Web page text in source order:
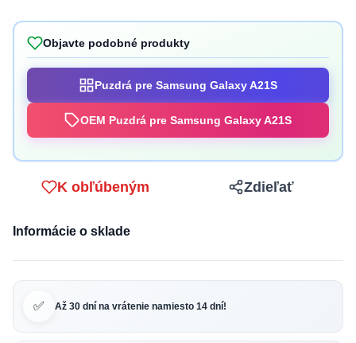
Objavte podobné produkty
Puzdrá pre Samsung Galaxy A21S
OEM Puzdrá pre Samsung Galaxy A21S
K obľúbeným Zdieľať
Informácie o sklade
✅ Až 30 dní na vrátenie namiesto 14 dní!